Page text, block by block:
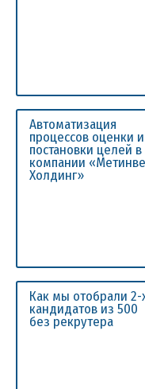
Автоматизация
процессов оценки и
постановки целей в
компании
Холдинг»
Как мы отобрали 2-
кандидатов из 500
без рекрутера